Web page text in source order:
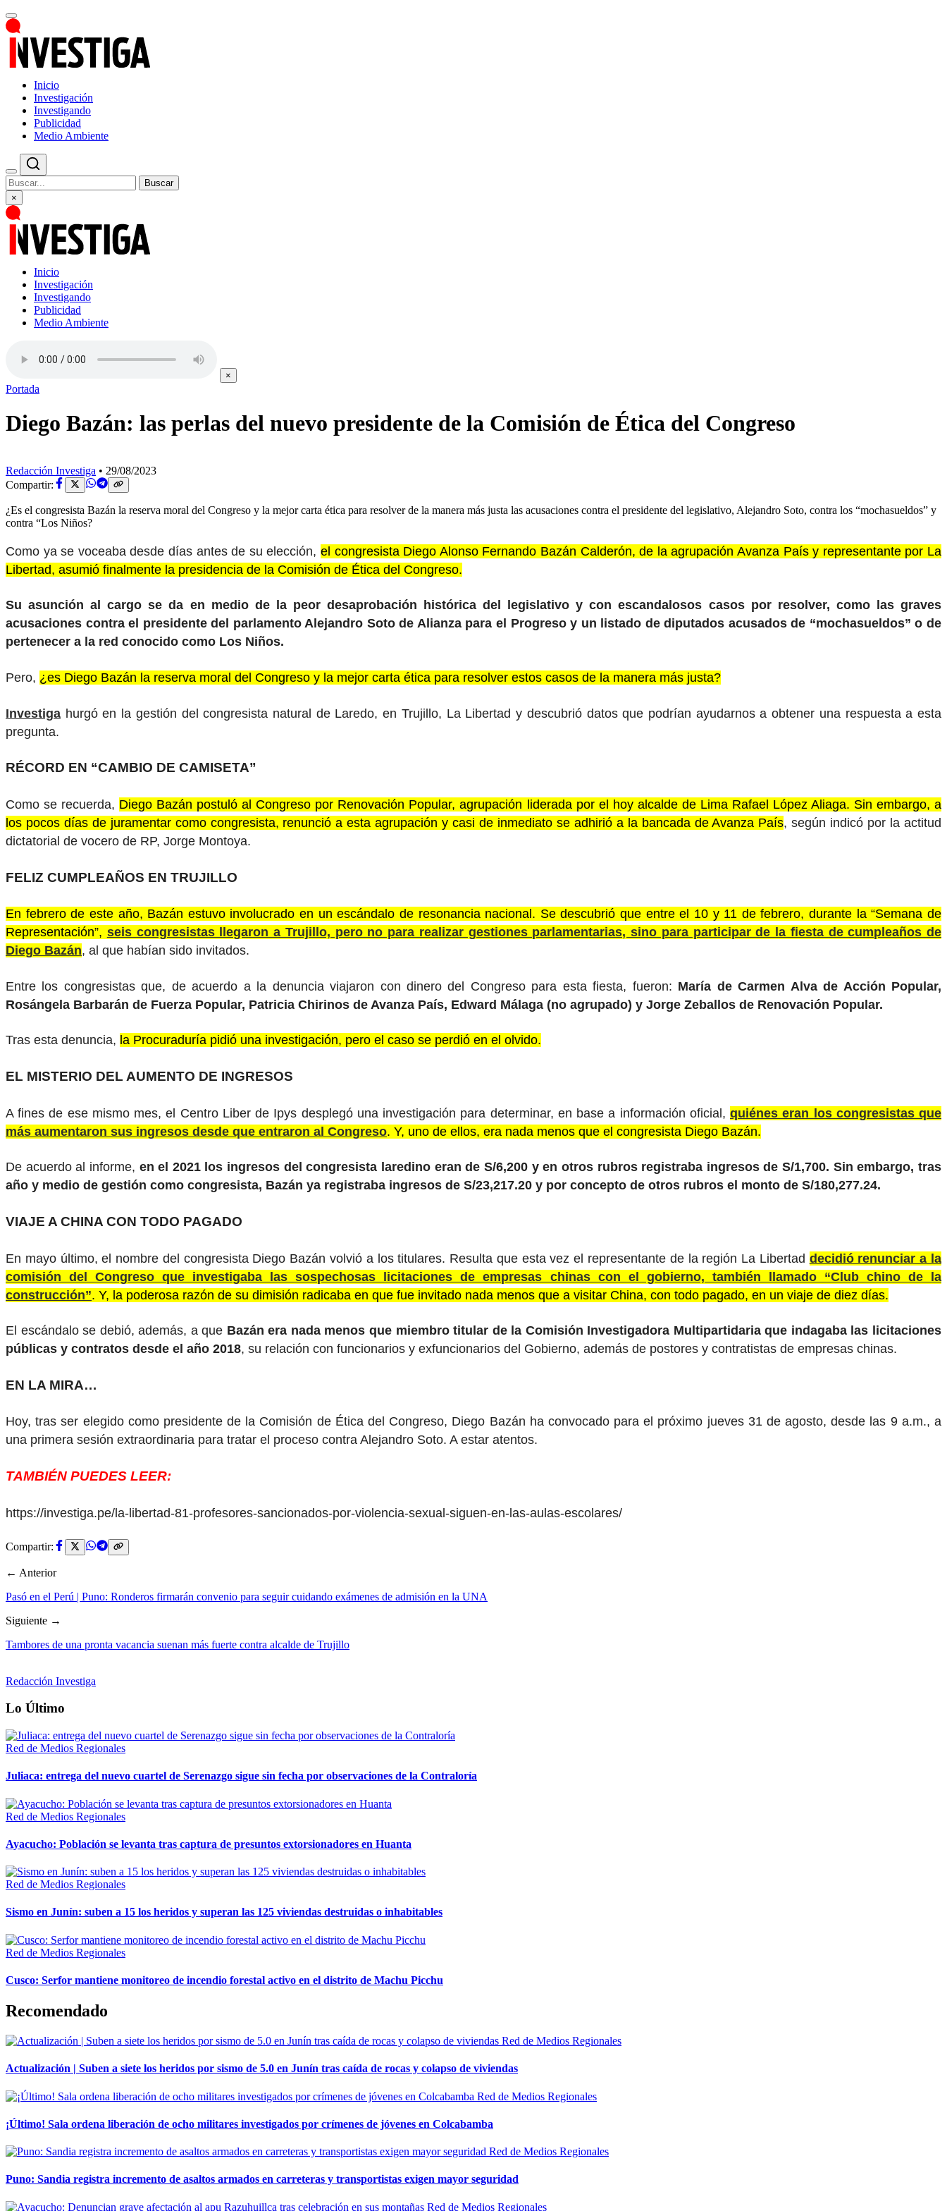
Inicio
Investigación
Investigando
Publicidad
Medio Ambiente
Buscar
×
Inicio
Investigación
Investigando
Publicidad
Medio Ambiente
×
Portada
Diego Bazán: las perlas del nuevo presidente de la Comisión de Ética del Congreso
Redacción Investiga • 29/08/2023
Compartir:
¿Es el congresista Bazán la reserva moral del Congreso y la mejor carta ética para resolver de la manera más justa las acusaciones contra el presidente del legislativo, Alejandro Soto, contra los “mochasueldos” y
contra “Los Niños?
Como ya se voceaba desde días antes de su elección, el congresista Diego Alonso Fernando Bazán Calderón, de la agrupación Avanza País y representante por La
Libertad, asumió finalmente la presidencia de la Comisión de Ética del Congreso.
Su asunción al cargo se da en medio de la peor desaprobación histórica del legislativo y con escandalosos casos por resolver, como las graves
acusaciones contra el presidente del parlamento Alejandro Soto de Alianza para el Progreso y un listado de diputados acusados de “mochasueldos” o de
pertenecer a la red conocido como Los Niños.
Pero, ¿es Diego Bazán la reserva moral del Congreso y la mejor carta ética para resolver estos casos de la manera más justa?
Investiga hurgó en la gestión del congresista natural de Laredo, en Trujillo, La Libertad y descubrió datos que podrían ayudarnos a obtener una respuesta a esta
pregunta.
RÉCORD EN “CAMBIO DE CAMISETA”
Como se recuerda, Diego Bazán postuló al Congreso por Renovación Popular, agrupación liderada por el hoy alcalde de Lima Rafael López Aliaga. Sin embargo, a
los pocos días de juramentar como congresista, renunció a esta agrupación y casi de inmediato se adhirió a la bancada de Avanza País, según indicó por la actitud
dictatorial de vocero de RP, Jorge Montoya.
FELIZ CUMPLEAÑOS EN TRUJILLO
En febrero de este año, Bazán estuvo involucrado en un escándalo de resonancia nacional. Se descubrió que entre el 10 y 11 de febrero, durante la “Semana de
Representación”, seis congresistas llegaron a Trujillo, pero no para realizar gestiones parlamentarias, sino para participar de la fiesta de cumpleaños de
Diego Bazán, al que habían sido invitados.
Entre los congresistas que, de acuerdo a la denuncia viajaron con dinero del Congreso para esta fiesta, fueron: María de Carmen Alva de Acción Popular,
Rosángela Barbarán de Fuerza Popular, Patricia Chirinos de Avanza País, Edward Málaga (no agrupado) y Jorge Zeballos de Renovación Popular.
Tras esta denuncia, la Procuraduría pidió una investigación, pero el caso se perdió en el olvido.
EL MISTERIO DEL AUMENTO DE INGRESOS
A fines de ese mismo mes, el Centro Liber de Ipys desplegó una investigación para determinar, en base a información oficial,quiénes eran los congresistas que
más aumentaron sus ingresos desde que entraron al Congreso. Y, uno de ellos, era nada menos que el congresista Diego Bazán.
De acuerdo al informe, en el 2021 los ingresos del congresista laredino eran de S/6,200 y en otros rubros registraba ingresos de S/1,700. Sin embargo, tras
año y medio de gestión como congresista, Bazán ya registraba ingresos de S/23,217.20 y por concepto de otros rubros el monto de S/180,277.24.
VIAJE A CHINA CON TODO PAGADO
En mayo último, el nombre del congresista Diego Bazán volvió a los titulares. Resulta que esta vez el representante de la región La Libertad decidió renunciar a la
comisión del Congreso que investigaba las sospechosas licitaciones de empresas chinas con el gobierno, también llamado “Club chino de la
construcción”. Y, la poderosa razón de su dimisión radicaba en que fue invitado nada menos que a visitar China, con todo pagado, en un viaje de diez días.
El escándalo se debió, además, a que Bazán era nada menos que miembro titular de la Comisión Investigadora Multipartidaria que indagaba las licitaciones
públicas y contratos desde el año 2018, su relación con funcionarios y exfuncionarios del Gobierno, además de postores y contratistas de empresas chinas.
EN LA MIRA…
Hoy, tras ser elegido como presidente de la Comisión de Ética del Congreso, Diego Bazán ha convocado para el próximo jueves 31 de agosto, desde las 9 a.m., a
una primera sesión extraordinaria para tratar el proceso contra Alejandro Soto. A estar atentos.
TAMBIÉN PUEDES LEER:
https://investiga.pe/la-libertad-81-profesores-sancionados-por-violencia-sexual-siguen-en-las-aulas-escolares/
Compartir:
← Anterior
Pasó en el Perú | Puno: Ronderos firmarán convenio para seguir cuidando exámenes de admisión en la UNA
Siguiente →
Tambores de una pronta vacancia suenan más fuerte contra alcalde de Trujillo
Redacción Investiga
Lo Último
Red de Medios Regionales
Juliaca: entrega del nuevo cuartel de Serenazgo sigue sin fecha por observaciones de la Contraloría
Red de Medios Regionales
Ayacucho: Población se levanta tras captura de presuntos extorsionadores en Huanta
Red de Medios Regionales
Sismo en Junín: suben a 15 los heridos y superan las 125 viviendas destruidas o inhabitables
Red de Medios Regionales
Cusco: Serfor mantiene monitoreo de incendio forestal activo en el distrito de Machu Picchu
Recomendado
Red de Medios Regionales
Actualización | Suben a siete los heridos por sismo de 5.0 en Junín tras caída de rocas y colapso de viviendas
Red de Medios Regionales
¡Último! Sala ordena liberación de ocho militares investigados por crímenes de jóvenes en Colcabamba
Red de Medios Regionales
Puno: Sandia registra incremento de asaltos armados en carreteras y transportistas exigen mayor seguridad
Red de Medios Regionales